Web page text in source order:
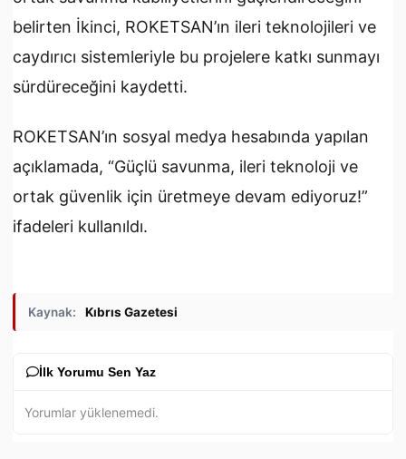
belirten İkinci, ROKETSAN’ın ileri teknolojileri ve
caydırıcı sistemleriyle bu projelere katkı sunmayı
sürdüreceğini kaydetti.
ROKETSAN’ın sosyal medya hesabında yapılan
açıklamada, “Güçlü savunma, ileri teknoloji ve
ortak güvenlik için üretmeye devam ediyoruz!”
ifadeleri kullanıldı.
Kaynak: Kıbrıs Gazetesi
İlk Yorumu Sen Yaz
Yorumlar yüklenemedi.